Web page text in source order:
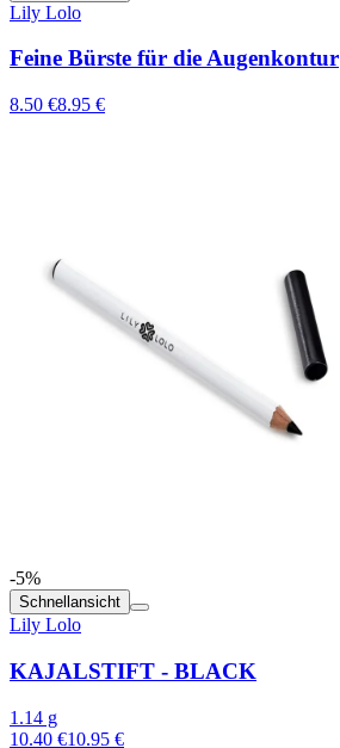
Lily Lolo
Feine Bürste für die Augenkontur
8.50 €8.95 €
-5%
Schnellansicht
Lily Lolo
KAJALSTIFT - BLACK
1.14 g
10.40 €10.95 €